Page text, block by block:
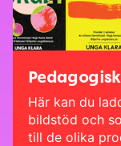
Här kan du
bildstöd och
till de olika